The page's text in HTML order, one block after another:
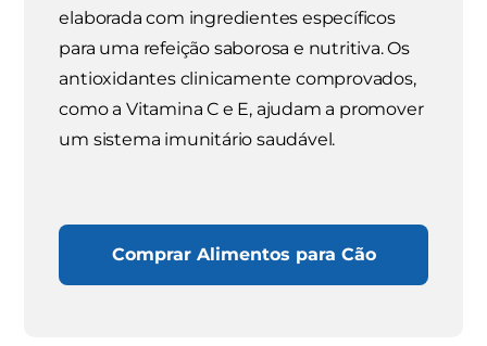
elaborada com ingredientes específicos
para uma refeição saborosa e nutritiva. Os
antioxidantes clinicamente comprovados,
como a Vitamina C e E, ajudam a promover
um sistema imunitário saudável.
Comprar Alimentos para Cão